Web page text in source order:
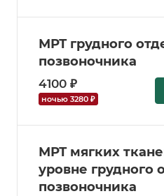
МРТ грудного
позвоночника
4100 ₽
ночью 3280 ₽
МРТ мягких
уровне грудного
позвоночника